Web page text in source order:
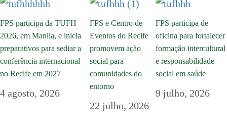
FPS participa da TUFH
2026, em Manila, e inicia
preparativos para sediar a
conferência internacional
no Recife em 2027
4 agosto, 2026
FPS e Centro de
Eventos do Recife
promovem ação
social para
comunidades do
entorno
22 julho, 2026
FPS participa de
oficina para fortalecer
formação intercultural
e responsabilidade
social em saúde
9 julho, 2026